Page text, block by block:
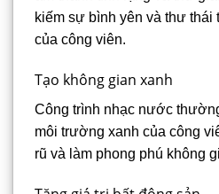
kiếm sự bình yên và thư thái
của công viên.
Tạo không gian xanh
Công trình nhạc nước
môi trường xanh của công
rũ và làm phong phú không